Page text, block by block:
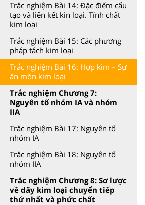
Trắc nghiệm Bài 14: Đặc điểm cấu
tạo và liên kết kin loại. Tính chất
kim loại
Trắc nghiệm Bài 15: Các phương
pháp tách kim loại
Trắc nghiệm Bài 16: Hợp kim – Sự
ăn mòn kim loại
Trắc nghiệm Chương 7:
Nguyên tố nhóm IA và nhóm
IIA
Trắc nghiệm Bài 17: Nguyên tố
nhóm IA
Trắc nghiệm Bài 18: Nguyên tố
nhóm IIA
Trắc nghiệm Chương 8: Sơ lược
về dãy kim loại chuyển tiếp
thứ nhất và phức chất